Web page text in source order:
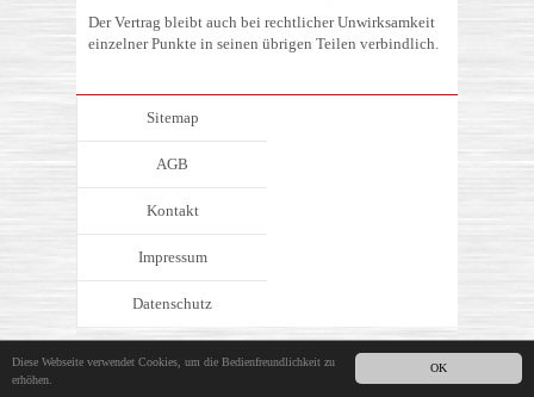
OK
Diese Webseite verwendet Cookies, um die Bedienfreundlichkeit zu
erhöhen.
Der Vertrag bleibt auch bei rechtlicher Unwirksamkeit
einzelner Punkte in seinen übrigen Teilen verbindlich.
Sitemap
AGB
Kontakt
Impressum
Datenschutz
© me-tec GmbH